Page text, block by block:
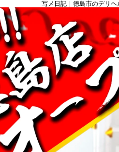
写メ日記｜徳島市のデリ